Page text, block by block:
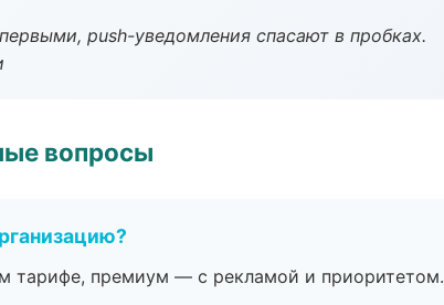
push-уведомления спасают в пробках.
вопросы
тарифе, премиум — с рекламой и приоритетом.